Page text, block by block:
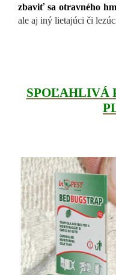
zbaviť sa otravného
ale aj iný lietajúci či
SPOĽAHLIVÁ